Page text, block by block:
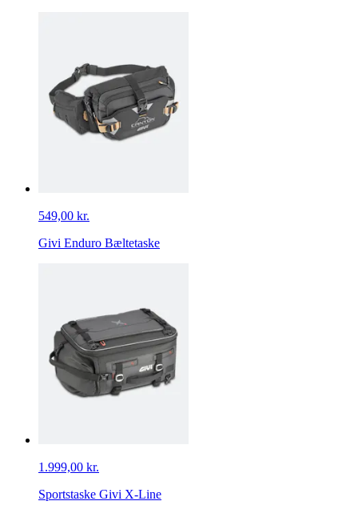
549,00 kr.
Givi Enduro Bæltetaske
1.999,00 kr.
Sportstaske Givi X-Line